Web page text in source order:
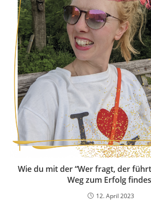
Wie du mit der “Wer fragt, der
Weg zum Erfolg
12. April 2023